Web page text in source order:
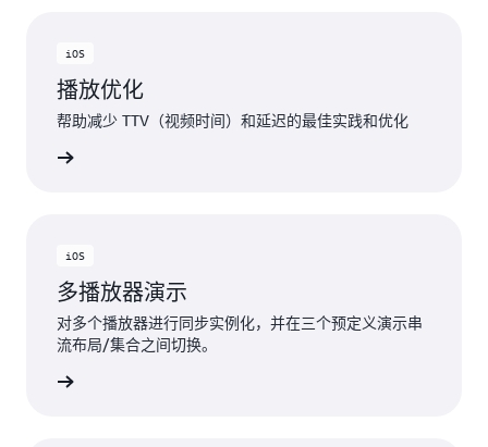
iOS
播放优化
帮助减少 TTV（视频时间）和延迟的最佳实践和优化
iOS
多播放器演示
对多个播放器进行同步实例化，并在三个预定义演示串
流布局/集合之间切换。